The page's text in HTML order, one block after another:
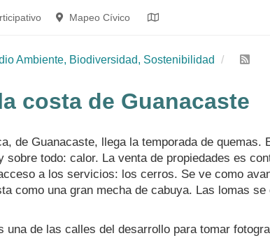
Mapeo Cívico
Ambiente, Biodiversidad, Sostenibilidad
costa de Guanacaste
de Guanacaste, llega la temporada de
todo: calor. La venta de propiedades es
a los servicios: los cerros. Se ve como
como una gran mecha de cabuya. Las lomas
de las calles del desarrollo para tomar